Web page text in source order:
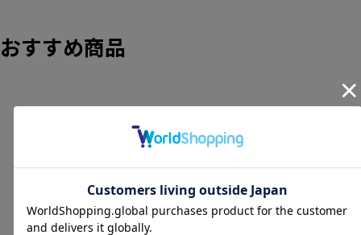
おすすめ商品
ヴォルテクス VORTEX N9
DISC カーボン ディスク
リアホイール チューブレ
ス シマノ12/11S ワイド
ランクA